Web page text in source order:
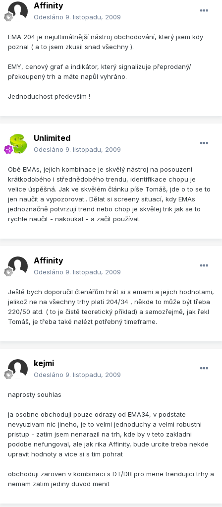
Affinity
Odesláno 9. listopadu, 2009
EMA 204 je nejultimátnější nástroj obchodování, který jsem kdy
poznal ( a to jsem zkusil snad všechny ).
EMY, cenový graf a indikátor, který signalizuje přeprodaný/
překoupený trh a máte napůl vyhráno.
Jednoduchost především !
Unlimited
Odesláno 9. listopadu, 2009
Obě EMAs, jejich kombinace je skvělý nástroj na posouzení
krátkodobého i střednědobého trendu, identifikace chopu je
velice úspěšná. Jak ve skvělém článku píše Tomáš, jde o to se to
jen naučit a vypozorovat.. Dělat si screeny situací, kdy EMAs
jednoznačně potvrzují trend nebo chop je skvělej trik jak se to
rychle naučit - nakoukat - a začít používat.
Affinity
Odesláno 9. listopadu, 2009
Ještě bych doporučil čtenářům hrát si s emami a jejich hodnotami,
jelikož ne na všechny trhy platí 204/34 , někde to může být třeba
220/50 atd. ( to je čistě teoretický příklad) a samozřejmě, jak řekl
Tomáš, je třeba také nalézt potřebný timeframe.
kejmi
Odesláno 9. listopadu, 2009
naprosty souhlas
ja osobne obchoduji pouze odrazy od EMA34, v podstate
nevyuzivam nic jineho, je to velmi jednoduchy a velmi robustni
pristup - zatim jsem nenarazil na trh, kde by v teto zakladni
podobe nefungoval, ale jak rika Affinity, bude urcite treba nekde
upravit hodnoty a vice si s tim pohrat
obchoduji zaroven v kombinaci s DT/DB pro mene trendujici trhy a
nemam zatim jediny duvod menit